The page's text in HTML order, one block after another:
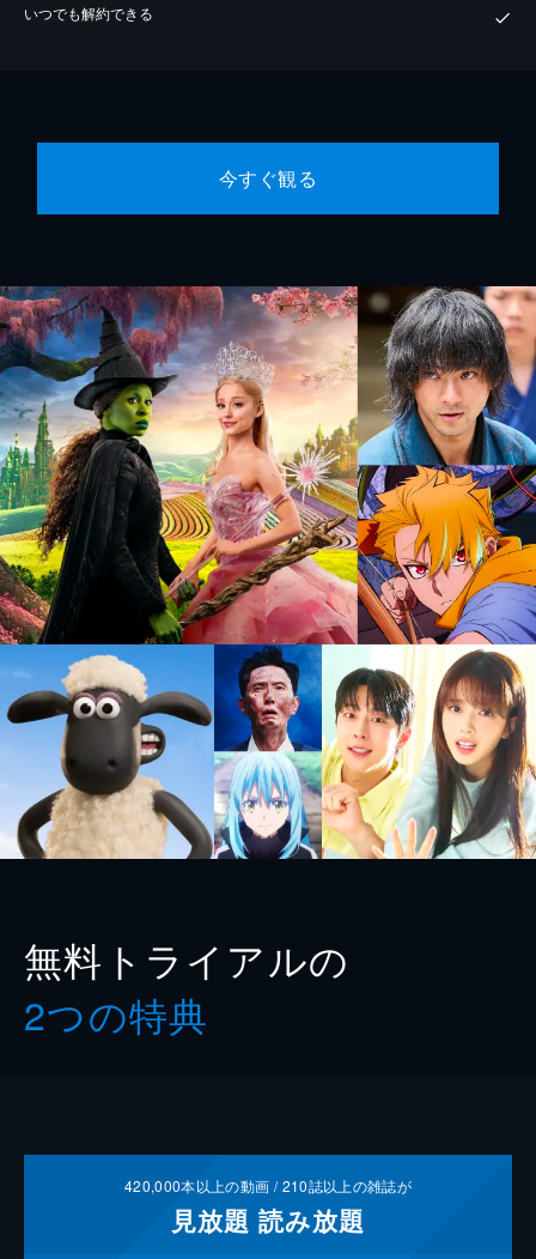
いつでも解約できる
今すぐ観る
無料トライアルの
2つの特典
420,000本以上の動画 /210誌以上の雑誌が
見放題 読み放題